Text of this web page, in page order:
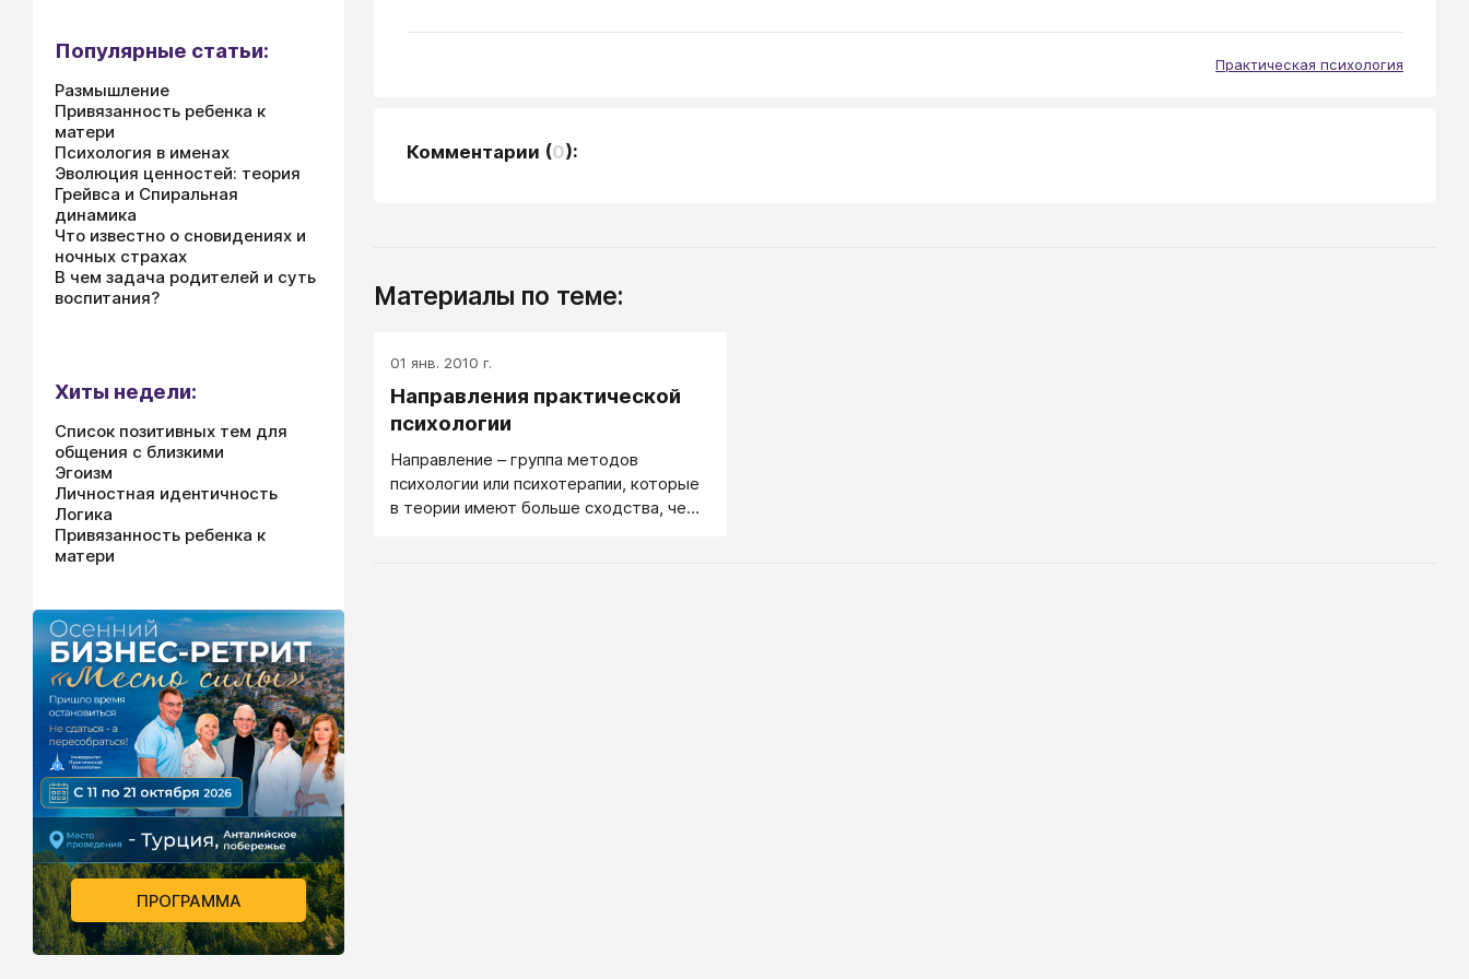
Практическая психология
Комментарии (0):
Материалы по теме:
01 янв. 2010 г.
Направления практической
психологии
Направление – группа методов
психологии или психотерапии, которые
в теории имеют больше сходства, чем
Популярные статьи:
Размышление
Привязанность ребенка к
матери
Психология в именах
Эволюция ценностей: теория
Грейвса и Спиральная
динамика
Что известно о сновидениях и
ночных страхах
В чем задача родителей и суть
воспитания?
Хиты недели:
Список позитивных тем для
общения с близкими
Эгоизм
Личностная идентичность
Логика
Привязанность ребенка к
матери
ПРОГРАММА